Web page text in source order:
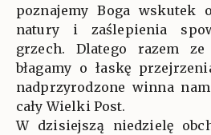
poznajemy Boga wskutek
natury i zaślepienia
grzech. Dlatego razem
błagamy o łaskę
nadprzyrodzone winna
cały Wielki Post.
W dzisiejszą niedzielę